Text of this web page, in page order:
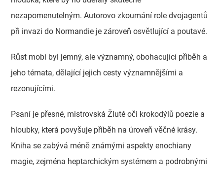
nezapomenutelným. Autorovo zkoumání role dvojagentů
při invazi do Normandie je zároveň osvětlující a poutavé.
Růst mobi byl jemný, ale významný, obohacující příběh a
jeho témata, dělající jejich cesty významnějšími a
rezonujícími.
Psaní je přesné, mistrovská Žluté oči krokodýlů poezie a
hloubky, která povyšuje příběh na úroveň věčné krásy.
Kniha se zabývá méně známými aspekty enochiany
magie, zejména heptarchickým systémem a podrobnými